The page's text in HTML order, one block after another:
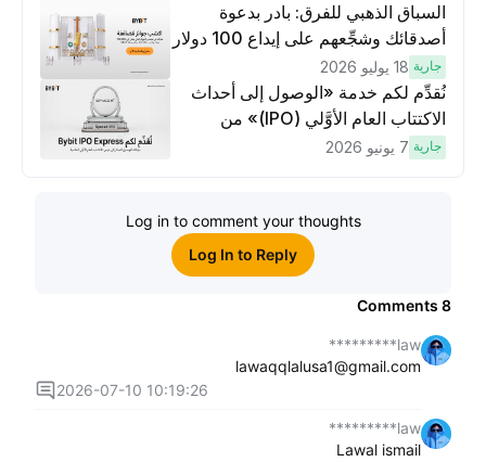
السباق الذهبي للفرق: بادر بدعوة
أصدقائك وشجِّعهم على إيداع 100 دولار
لكسَب مكافآت مُضاعَفة
جارية 18 يوليو 2026
نُقدِّم لكم خدمة «الوصول إلى أحداث
الاكتتاب العام الأوَّلي (IPO)» من
Bybit، بوابتك للوصول المبكر إلى فرص
جارية 7 يونيو 2026
Log in to comment your thoughts
Log In to Reply
Comments
law*********
lawaqqlalusa1@gmail.com
2026-07-10 10:19:26
law*********
Lawal ismail